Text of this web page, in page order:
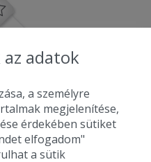
adatok
a személyre
megjelenítése,
érdekében sütiket
elfogadom"
a sütik